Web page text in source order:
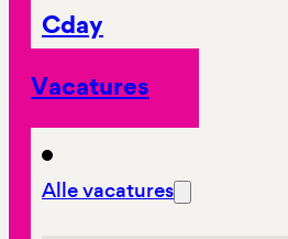
Cday
Vacatures
Alle vacatures